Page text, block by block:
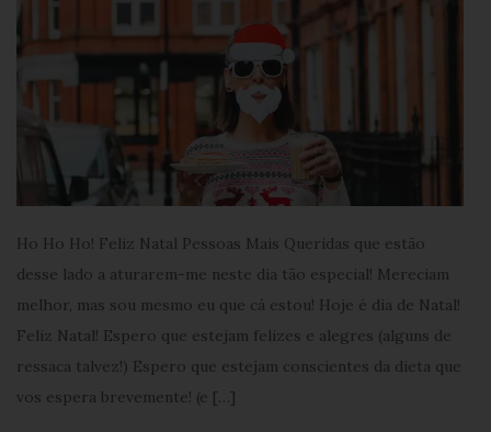
Ho Ho Ho! Feliz Natal Pessoas Mais Queridas que estão
desse lado a aturarem-me neste dia tão especial! Mereciam
melhor, mas sou mesmo eu que cá estou! Hoje é dia de Natal!
Feliz Natal! Espero que estejam felizes e alegres (alguns de
ressaca talvez!) Espero que estejam conscientes da dieta que
vos espera brevemente! (e […]